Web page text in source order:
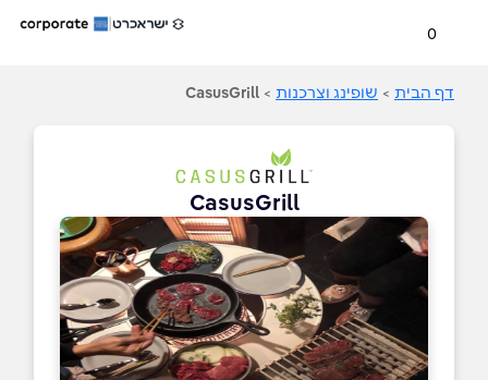
0
דף הבית > שופינג וצרכנות >
CasusGrill
CasusGrill